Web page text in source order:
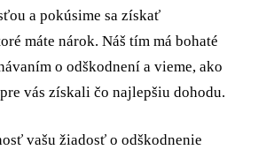
a pokúsime sa získať
máte nárok. Náš tím má bohaté
o odškodnení a vieme, ako
vás získali čo najlepšiu dohodu.
vašu žiadosť o odškodnenie